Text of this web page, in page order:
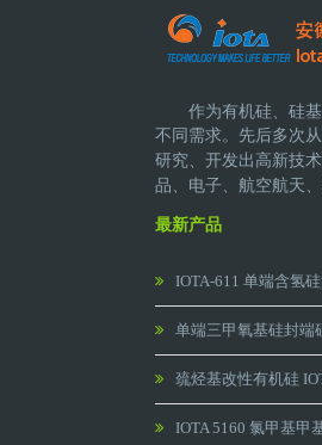
作为有机硅、硅
不同需求。先后多次
研究、开发出高新技术
品、电子、航空航天
最新产品
IOTA-611 单端含氢
单端三甲氧基硅封端
巯烃基改性有机硅
IOTA 5160 氯甲基甲